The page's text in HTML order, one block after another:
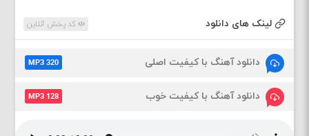
لینک های دانلود کد پخش آنلاین
دانلود آهنگ با کیفیت اصلی MP3 320
دانلود آهنگ با کیفیت خوب MP3 128